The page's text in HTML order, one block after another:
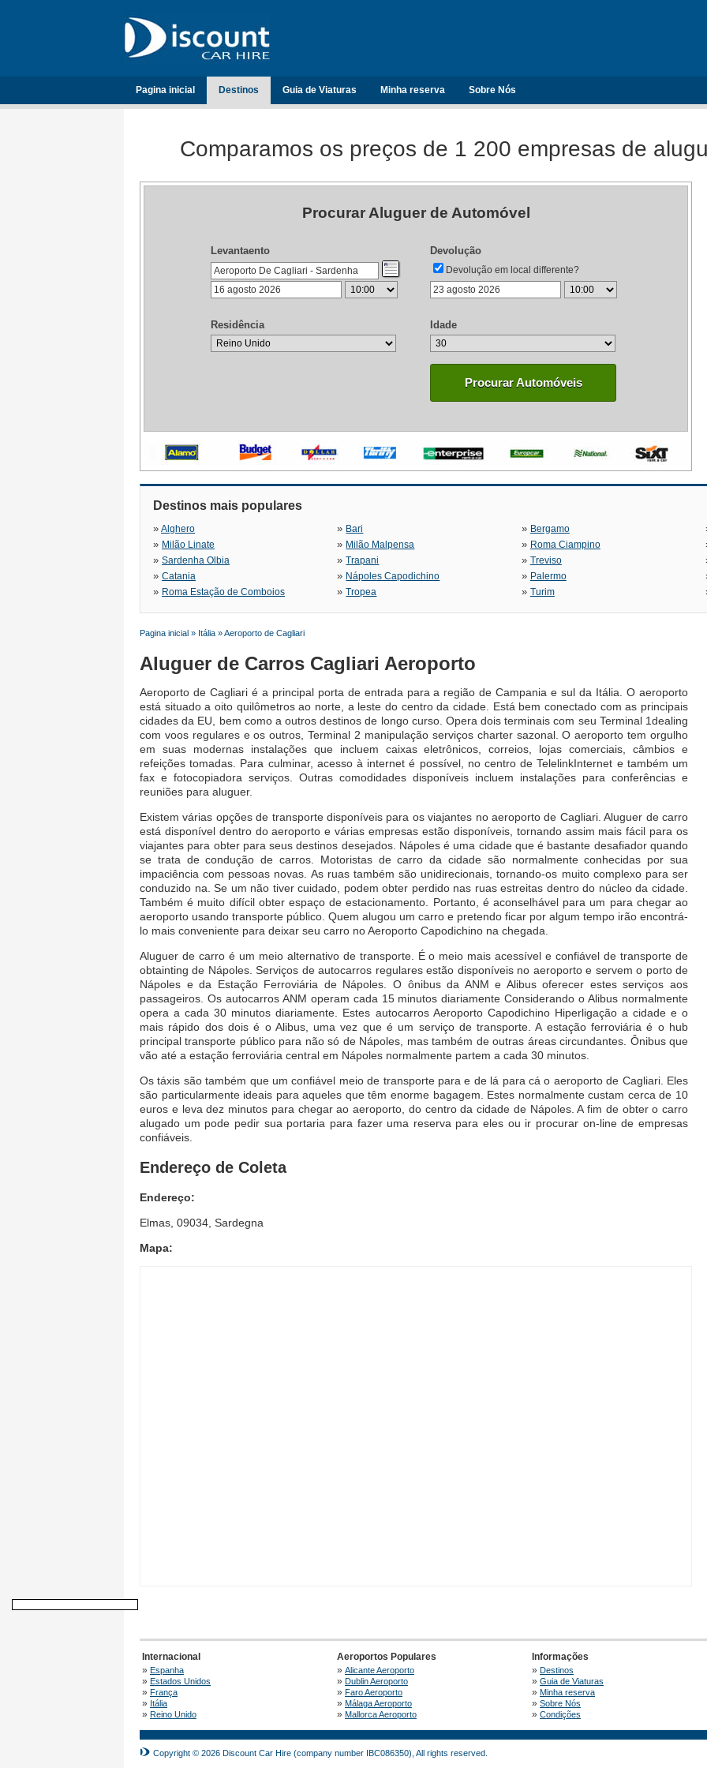
Pagina inicial Destinos Guia de Viaturas Minha reserva Sobre Nós
Comparamos os preços de 1 200 empresas de
Procurar Aluguer de Automóvel
Levantaento Devolução
Devolução em local differente?
Residência Idade
Procurar Automóveis
Destinos mais populares
» Alghero » Bari » Bergamo
» Milão Linate » Milão Malpensa » Roma Ciampino
» Sardenha Olbia »Trapani » Treviso
» Catania » Nápoles Capodichino » Palermo
» Roma Estação de Comboios »Tropea » Turim
Pagina inicial » Itália »Aeroporto de Cagliari
Aluguer de Carros Cagliari Aeroporto
Aeroporto de Cagliari é a principal porta de entrada para a região de Campania e sul da Itália. O aeroporto
está situado a oito quilômetros ao norte, a leste do centro da cidade. Está bem conectado com as principais
cidades da EU, bem como a outros destinos de longo curso. Opera dois terminais com seu Terminal 1dealing
com voos regulares e os outros, Terminal 2 manipulação serviços charter sazonal. O aeroporto tem orgulho
em suas modernas instalações que incluem caixas eletrônicos, correios, lojas comerciais, câmbios e
refeições tomadas. Para culminar, acesso à internet é possível, no centro de TelelinkInternet e também um
fax e fotocopiadora serviços. Outras comodidades disponíveis incluem instalações para conferências e
reuniões para aluguer.
Existem várias opções de transporte disponíveis para os viajantes no aeroporto de Cagliari. Aluguer de carro
está disponível dentro do aeroporto e várias empresas estão disponíveis, tornando assim mais fácil para os
viajantes para obter para seus destinos desejados. Nápoles é uma cidade que é bastante desafiador quando
se trata de condução de carros. Motoristas de carro da cidade são normalmente conhecidas por sua
impaciência com pessoas novas. As ruas também são unidirecionais, tornando-os muito complexo para ser
conduzido na. Se um não tiver cuidado, podem obter perdido nas ruas estreitas dentro do núcleo da cidade.
Também é muito difícil obter espaço de estacionamento. Portanto, é aconselhável para um para chegar ao
aeroporto usando transporte público. Quem alugou um carro e pretendo ficar por algum tempo irão encontrá-
lo mais conveniente para deixar seu carro no Aeroporto Capodichino na chegada.
Aluguer de carro é um meio alternativo de transporte. É o meio mais acessível e confiável de transporte de
obtainting de Nápoles. Serviços de autocarros regulares estão disponíveis no aeroporto e servem o porto de
Nápoles e da Estação Ferroviária de Nápoles. O ônibus da ANM e Alibus oferecer estes serviços aos
passageiros. Os autocarros ANM operam cada 15 minutos diariamente Considerando o Alibus normalmente
opera a cada 30 minutos diariamente. Estes autocarros Aeroporto Capodichino Hiperligação a cidade e o
mais rápido dos dois é o Alibus, uma vez que é um serviço de transporte. A estação ferroviária é o hub
principal transporte público para não só de Nápoles, mas também de outras áreas circundantes. Ônibus que
vão até a estação ferroviária central em Nápoles normalmente partem a cada 30 minutos.
Os táxis são também que um confiável meio de transporte para e de lá para cá o aeroporto de Cagliari. Eles
são particularmente ideais para aqueles que têm enorme bagagem. Estes normalmente custam cerca de 10
euros e leva dez minutos para chegar ao aeroporto, do centro da cidade de Nápoles. A fim de obter o carro
alugado um pode pedir sua portaria para fazer uma reserva para eles ou ir procurar on-line de empresas
confiáveis.
Endereço de Coleta
Endereço:
Elmas, 09034, Sardegna
Mapa:
Internacional
» Espanha
» Estados Unidos
» França
» Itália
» Reino Unido
Aeroportos Populares
» Alicante Aeroporto
» Dublin Aeroporto
» Faro Aeroporto
» Málaga Aeroporto
» Mallorca Aeroporto
Informações
» Destinos
» Guia de Viaturas
» Minha reserva
» Sobre Nós
» Condições
Copyright © 2026 Discount Car Hire (company number IBC086350), All rights reserved.